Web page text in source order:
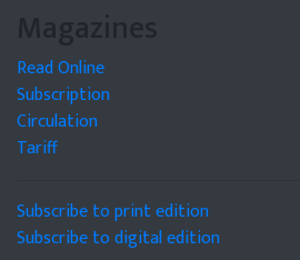
Magazines
Read Online
Subscription
Circulation
Tariff
Subscribe to print edition
Subscribe to digital edition